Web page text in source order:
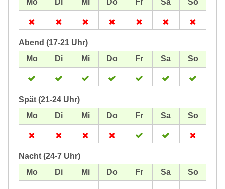
Abend (17-21 Uhr)
Spät (21-24 Uhr)
Nacht (24-7 Uhr)